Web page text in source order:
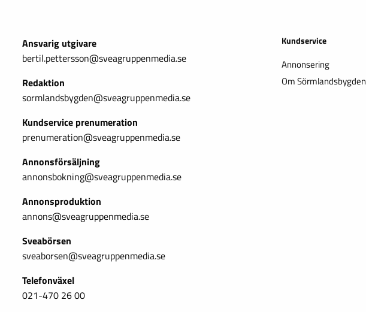
Ansvarig utgivare
bertil.pettersson@sveagruppenmedia.se
Redaktion
sormlandsbygden@sveagruppenmedia.se
Kundservice prenumeration
prenumeration@sveagruppenmedia.se
Annonsförsäljning
annonsbokning@sveagruppenmedia.se
Annonsproduktion
annons@sveagruppenmedia.se
Sveabörsen
sveaborsen@sveagruppenmedia.se
Telefonväxel
021-470 26 00
Kundservice
Annonsering
Om Sörmlandsbygden